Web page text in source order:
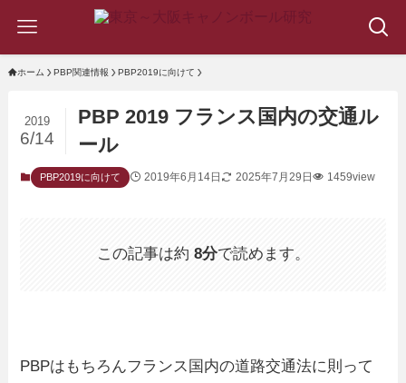
ホーム PBP関連情報 PBP2019に向けて
PBP 2019 フランス国内の交通ル
ール
2019
6/14
PBP2019に向けて 2019年6月14日 2025年7月29日 1459view
この記事は約 8分で読めます。
PBPはもちろんフランス国内の道路交通法に則って